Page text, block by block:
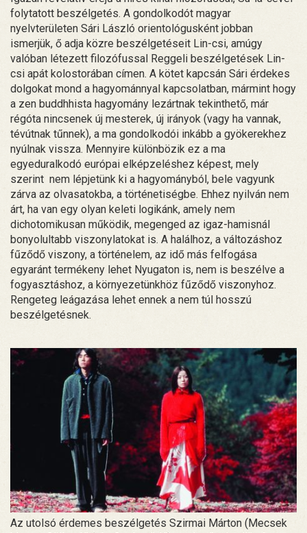
folytatott beszélgetés. A gondolkodót magyar
nyelvterületen Sári László orientológusként jobban
ismerjük, ő adja közre beszélgetéseit Lin-csi, amúgy
valóban létezett filozófussal Reggeli beszélgetések Lin-
csi apát kolostorában címen. A kötet kapcsán Sári érdekes
dolgokat mond a hagyománnyal kapcsolatban, mármint hogy
a zen buddhhista hagyomány lezártnak tekinthető, már
régóta nincsenek új mesterek, új irányok (vagy ha vannak,
tévútnak tűnnek), a ma gondolkodói inkább a gyökerekhez
nyúlnak vissza. Mennyire különbözik ez a ma
egyeduralkodó európai elképzeléshez képest, mely
szerint nem lépjetünk ki a hagyományból, bele vagyunk
zárva az olvasatokba, a történetiségbe. Ehhez nyilván nem
árt, ha van egy olyan keleti logikánk, amely nem
dichotomikusan működik, megenged az igaz-hamisnál
bonyolultabb viszonylatokat is. A halálhoz, a változáshoz
fűződő viszony, a történelem, az idő más felfogása
egyaránt termékeny lehet Nyugaton is, nem is beszélve a
fogyasztáshoz, a környezetünkhöz fűződő viszonyhoz.
Rengeteg leágazása lehet ennek a nem túl hosszú
beszélgetésnek.
Az utolsó érdemes beszélgetés Szirmai Márton (Mecsek